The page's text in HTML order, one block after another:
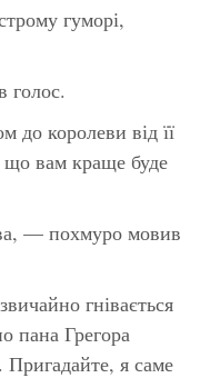
гуморі,
голос.
до королеви від її
вам краще буде
— похмуро мовив
гнівається
пана Грегора
Пригадайте, я саме